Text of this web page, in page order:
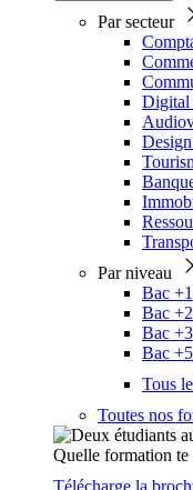
Par secteur
Digital
Par niveau
Bac +1
Bac +2
Bac +3
Bac +5
Tous
Toutes nos
Quelle formation te
Télécharge la